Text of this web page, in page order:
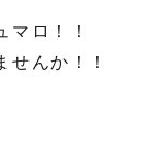
ロ！！
んか！！